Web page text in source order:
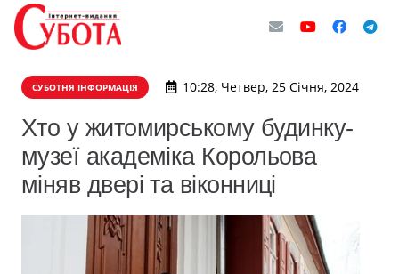
СУБОТНЯ ІНФОРМАЦІЯ 10:28, Четвер, 25 Січня, 2024
Хто у житомирському будинку-
музеї академіка Корольова
міняв двері та віконниці